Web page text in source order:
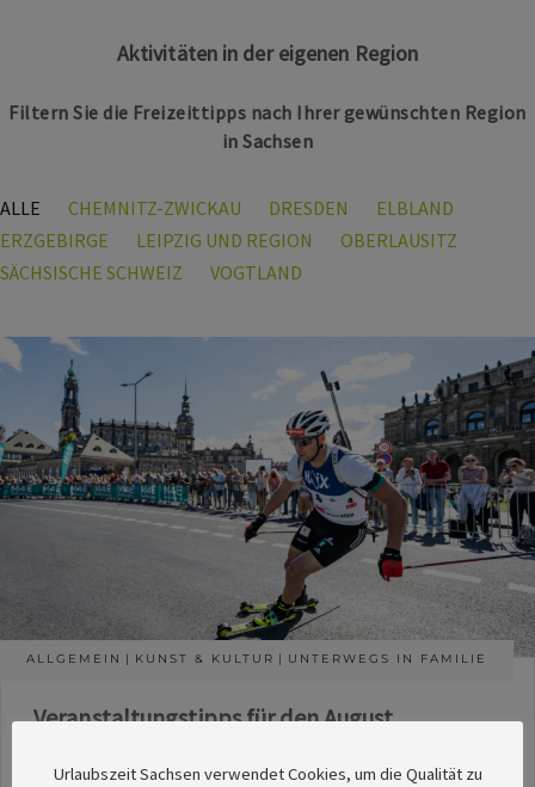
Aktivitäten in der eigenen Region
Filtern Sie die Freizeittipps nach Ihrer gewünschten Region
in Sachsen
ALLE CHEMNITZ-ZWICKAU DRESDEN
ELBLAND
ERZGEBIRGE
LEIPZIG UND REGION
OBERLAUSITZ
SÄCHSISCHE SCHWEIZ
VOGTLAND
ALLGEMEIN KUNST & KULTUR UNTERWEGS IN FAMILIE
Veranstaltungstipps für den August
Urlaubszeit Sachsen verwendet Cookies, um die Qualität zu